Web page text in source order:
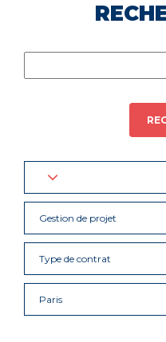
Gestion de projet
Type de contrat
Paris